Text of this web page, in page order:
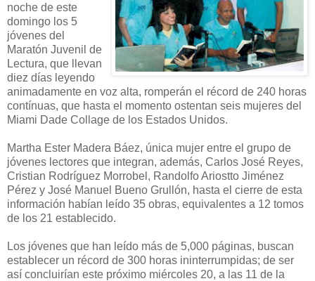
noche de este
domingo los 5
jóvenes del
Maratón Juvenil de
Lectura, que llevan
diez días leyendo
animadamente en voz alta, romperán el récord de 240 horas
contínuas, que hasta el momento ostentan seis mujeres del
Miami Dade Collage de los Estados Unidos.
Martha Ester Madera Báez, única mujer entre el grupo de
jóvenes lectores que integran, además, Carlos José Reyes,
Cristian Rodríguez Morrobel, Randolfo Ariostto Jiménez
Pérez y José Manuel Bueno Grullón, hasta el cierre de esta
información habían leído 35 obras, equivalentes a 12 tomos
de los 21 establecido.
Los jóvenes que han leído más de 5,000 páginas, buscan
establecer un récord de 300 horas ininterrumpidas; de ser
así concluirían este próximo miércoles 20, a las 11 de la